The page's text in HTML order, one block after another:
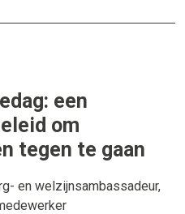
een
om
tegen te gaan
en welzijnsambassadeur,